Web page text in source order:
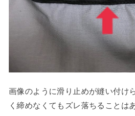
画像のように滑り止めが縫い付け
く締めなくてもズレ落ちることは